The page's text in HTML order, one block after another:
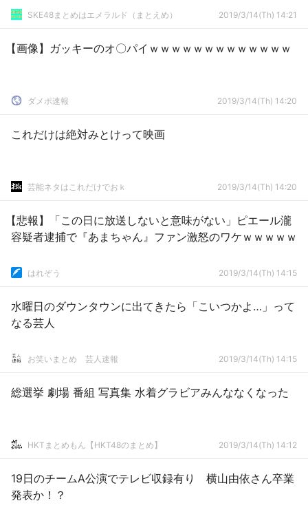
SKE48まとめはエメラルド（まとえめ） 2019/3/14(Th) 14:21
【画像】ガッキーのオ〇パイｗｗｗｗｗｗｗｗｗｗｗｗｗ
ダメポ速報 2019/3/14(Th) 14:20
これだけは絶対みとけって映画
芸能ネタはこれだけでおｋ 2019/3/14(Th) 14:20
【悲報】「この日に放送しないと意味がない」ピエール瀧
容疑者逮捕で『あまちゃん』ファン激怒のワケｗｗｗｗｗ
はれぞう 2019/3/14(Th) 14:15
水曜日のダウンタウンに出てきたら「こいつかよ…」って
なる芸人
お笑いまとめ 芸人速報 2019/3/14(Th) 14:15
総選挙 劇場 番組 写真集 水着グラビアみんななくなった
HKTまとめもん【HKT48のまとめ】 2019/3/14(Th) 14:12
19日のチームA公演でテレビ収録有り 横山由依さん卒業
発表か！？